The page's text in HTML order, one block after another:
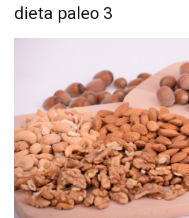
dieta paleo 3